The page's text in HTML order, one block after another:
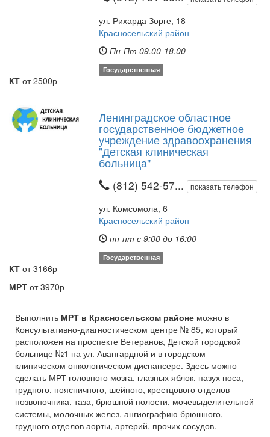
ул. Рихарда Зорге, 18
Красносельский район
Пн-Пт 09.00-18.00
Государственная
КТ от 2500р
Ленинградское областное
государственное бюджетное
учреждение здравоохранения
"Детская клиническая
больница"
(812) 542-57... показать телефон
ул. Комсомола, 6
Красносельский район
пн-пт с 9:00 до 16:00
Государственная
КТ от 3166р
МРТ от 3970р
Выполнить МРТ в Красносельском районе можно в
Консультативно-диагностическом центре № 85, который
расположен на проспекте Ветеранов, Детской городской
больнице №1 на ул. Авангардной и в городском
клиническом онкологическом диспансере. Здесь можно
сделать МРТ головного мозга, глазных яблок, пазух носа,
грудного, поясничного, шейного, крестцового отделов
позвоночника, таза, брюшной полости, мочевыделительной
системы, молочных желез, ангиографию брюшного,
грудного отделов аорты, артерий, прочих сосудов.